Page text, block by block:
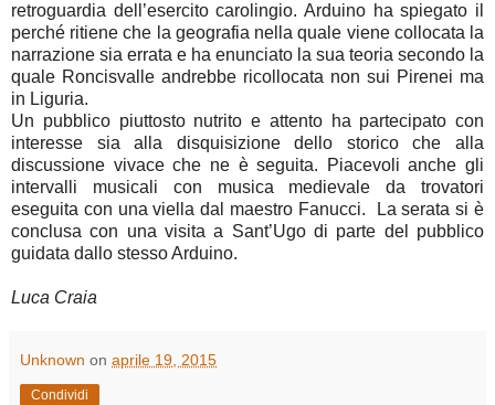
retroguardia dell’esercito carolingio. Arduino ha spiegato il
perché ritiene che la geografia nella quale viene collocata la
narrazione sia errata e ha enunciato la sua teoria secondo la
quale Roncisvalle andrebbe ricollocata non sui Pirenei ma
in Liguria.
Un pubblico piuttosto nutrito e attento ha partecipato con
interesse sia alla disquisizione dello storico che alla
discussione vivace che ne è seguita. Piacevoli anche gli
intervalli musicali con musica medievale da trovatori
eseguita con una viella dal maestro Fanucci. La serata si è
conclusa con una visita a Sant’Ugo di parte del pubblico
guidata dallo stesso Arduino.
Luca Craia
Unknown on aprile 19, 2015
Condividi